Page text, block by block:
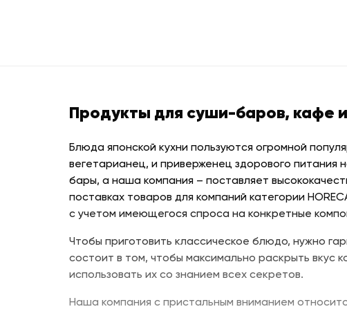
Продукты для суши-баров, кафе
Блюда японской кухни пользуются огромной
вегетарианец, и приверженец здорового
бары, а наша компания – поставляет
поставках товаров для компаний категории
с учетом имеющегося спроса на конкретные
Чтобы приготовить классическое блюдо, нужно
состоит в том, чтобы максимально раскрыть вкус
использовать их со знанием всех секретов.
Наша компания с пристальным вниманием